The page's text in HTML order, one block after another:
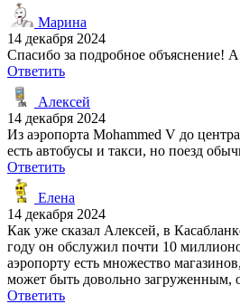
Марина
14 декабря 2024
Спасибо за подробное объяснение!
Ответить
Алексей
14 декабря 2024
Из аэропорта Mohammed V до
есть автобусы и такси, но поезд
Ответить
Елена
14 декабря 2024
Как уже сказал Алексей, в
году он обслужил почти 10
аэропорту есть множество
может быть довольно загруженным,
Ответить